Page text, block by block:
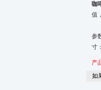
咖
值
参
寸
产
如